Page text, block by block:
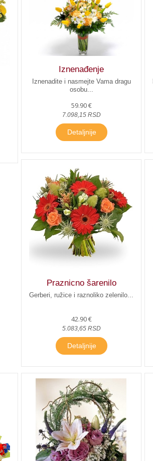
Iznenađenje
Iznenadite i nasmejte Vama dragu
osobu...
59.90 €
7.098,15 RSD
Detaljnije
Praznicno šarenilo
Gerberi, ružice i raznoliko zelenilo...
42.90 €
5.083,65 RSD
Detaljnije